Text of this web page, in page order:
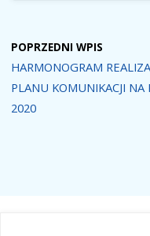
POPRZEDNI WPIS
HARMONOGRAM
PLANU KOMUNIKACJI NA
2020